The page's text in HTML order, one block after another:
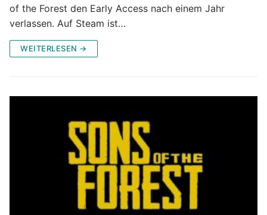
of the Forest den Early Access nach einem Jahr
verlassen. Auf Steam ist…
WEITERLESEN →